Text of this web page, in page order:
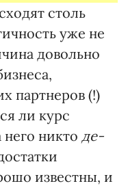
столь
уже не
довольно
партнеров (!)
ли курс
него никто де-
известны, и